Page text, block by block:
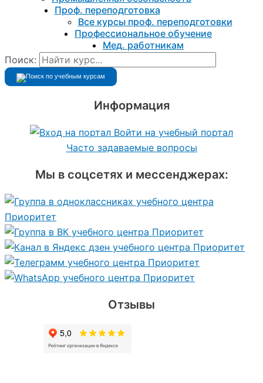
Проф. переподготовка
Все курсы проф. переподготовки
Профессиональное обучение
Мед. работникам
Поиск:
Информация
Войти на учебный портал
Часто задаваемые вопросы
Мы в соцсетях и мессенджерах:
Отзывы